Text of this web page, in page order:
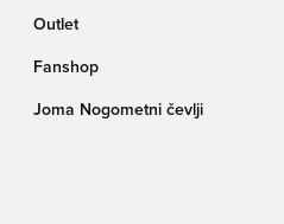
Outlet
Fanshop
Joma Nogometni čevlji